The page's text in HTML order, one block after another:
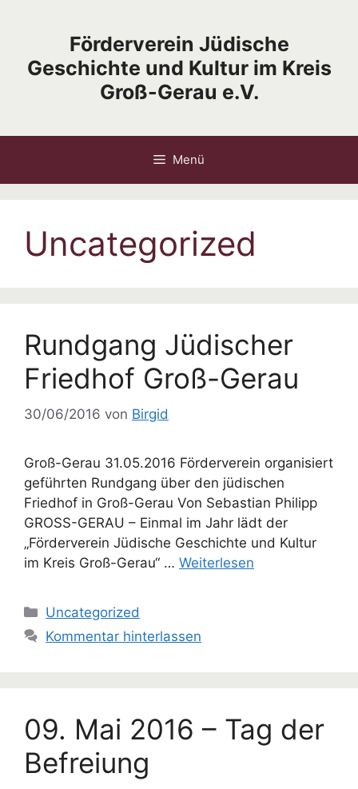
Förderverein Jüdische
Geschichte und Kultur im Kreis
Groß-Gerau e.V.
Menü
Uncategorized
Rundgang Jüdischer
Friedhof Groß-Gerau
30/06/2016 von Birgid
Groß-Gerau 31.05.2016 Förderverein organisiert
geführten Rundgang über den jüdischen
Friedhof in Groß-Gerau Von Sebastian Philipp
GROSS-GERAU – Einmal im Jahr lädt der
„Förderverein Jüdische Geschichte und Kultur
im Kreis Groß-Gerau“ … Weiterlesen
Kategorien
Uncategorized
Kommentar hinterlassen
09. Mai 2016 – Tag der
Befreiung